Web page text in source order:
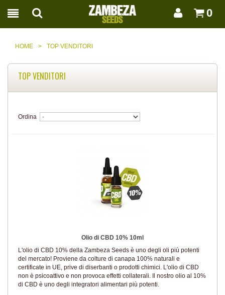
0
HOME > TOP VENDITORI
TOP VENDITORI
Ordina
Olio di CBD 10% 10ml
L'olio di CBD 10% della Zambeza Seeds è uno degli oli più potenti
del mercato! Proviene da colture di canapa 100% naturali e
certificate in UE, prive di diserbanti o prodotti chimici. L'olio di CBD
non è psicoattivo e non provoca effetti collaterali. Il nostro olio al 10%
di CBD è uno degli integratori alimentari più potenti.